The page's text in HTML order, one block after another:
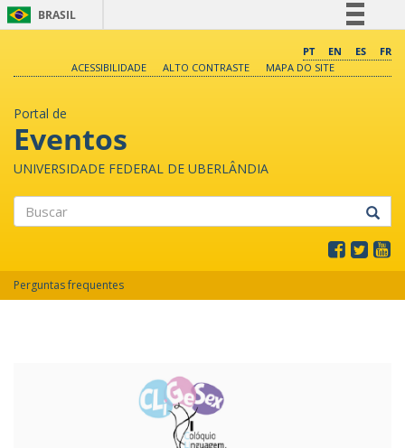
BRASIL
Comunica BR
PT EN ES
FR
ACESSIBILIDADE
ALTO CONTRASTE MAPA DO SITE
Portal de
Eventos
UNIVERSIDADE FEDERAL DE UBERLÂNDIA
Perguntas frequentes